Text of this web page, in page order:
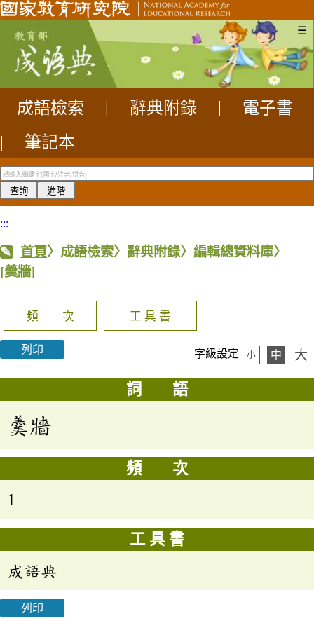
☰
成語檢索 辭典附錄
電子書
|
筆記本
:::
首頁〉成語檢索〉辭典附錄〉編輯總資料庫〉
[羹牆]
頻 次 工 具 書
列印 字級設定 小 中 大
詞 語
羹牆
頻 次
1
工 具 書
成語典
列印